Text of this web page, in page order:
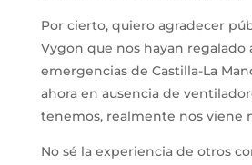
Por cierto, quiero agradecer
Vygon que nos hayan regalado
emergencias de Castilla-La
ahora en ausencia de
tenemos, realmente nos viene
No sé la experiencia de otros